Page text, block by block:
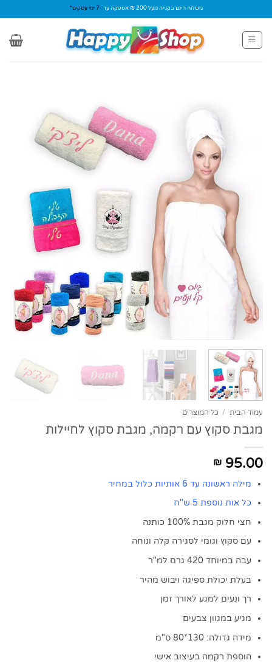
to
content
משלוח חינם בקנייה מעל 200 ₪ אספקה עד -7 ימי עסקים*
עמוד הבית / כל המוצרים
מגבת סקוץ עם רקמה, מגבת סקוץ לחיילות
₪ 95.00
מילה ראשונה עד 6 אותיות כלול במחיר
כל אות נוספת 5 ש"ח
חצי חלוק מגבת 100% כותנה
עם סקוץ וגומי לסגירה קלה ונוחה
עבה במיוחד 420 גרם למ"ר
בעלת יכולת ספיגה ויבוש מהיר
רך ונעים למגע לאורך זמן
מגיע במגוון צבעים
מידה גדולה: 130*80 ס"מ
הוספת רקמה בעיצוב אישי